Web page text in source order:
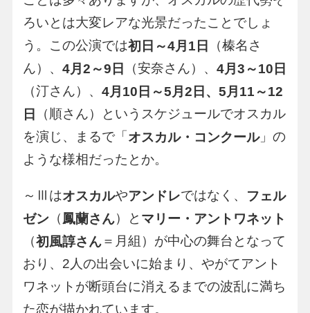
ろいとは大変レアな光景だったことでしょ
う。この公演では初日～4月1日
（榛名さ
ん）、 4月2～9日 （安奈さん）、 4月3～10日
（汀さん）、 4月10日～5月2日、5月11～12
日
（順さん）というスケジュールでオスカル
を演じ、まるで「 オスカル・コンクール」の
ような様相だったとか。
～Ⅲはオスカルやアンドレではなく、 フェル
ゼン （鳳蘭さん）と マリー・アントワネット
（初風諄さん＝月組）が中心の舞台となって
おり、2人の出会いに始まり、やがてアント
ワネットが断頭台に消えるまでの波乱に満ち
た恋が描かれています。